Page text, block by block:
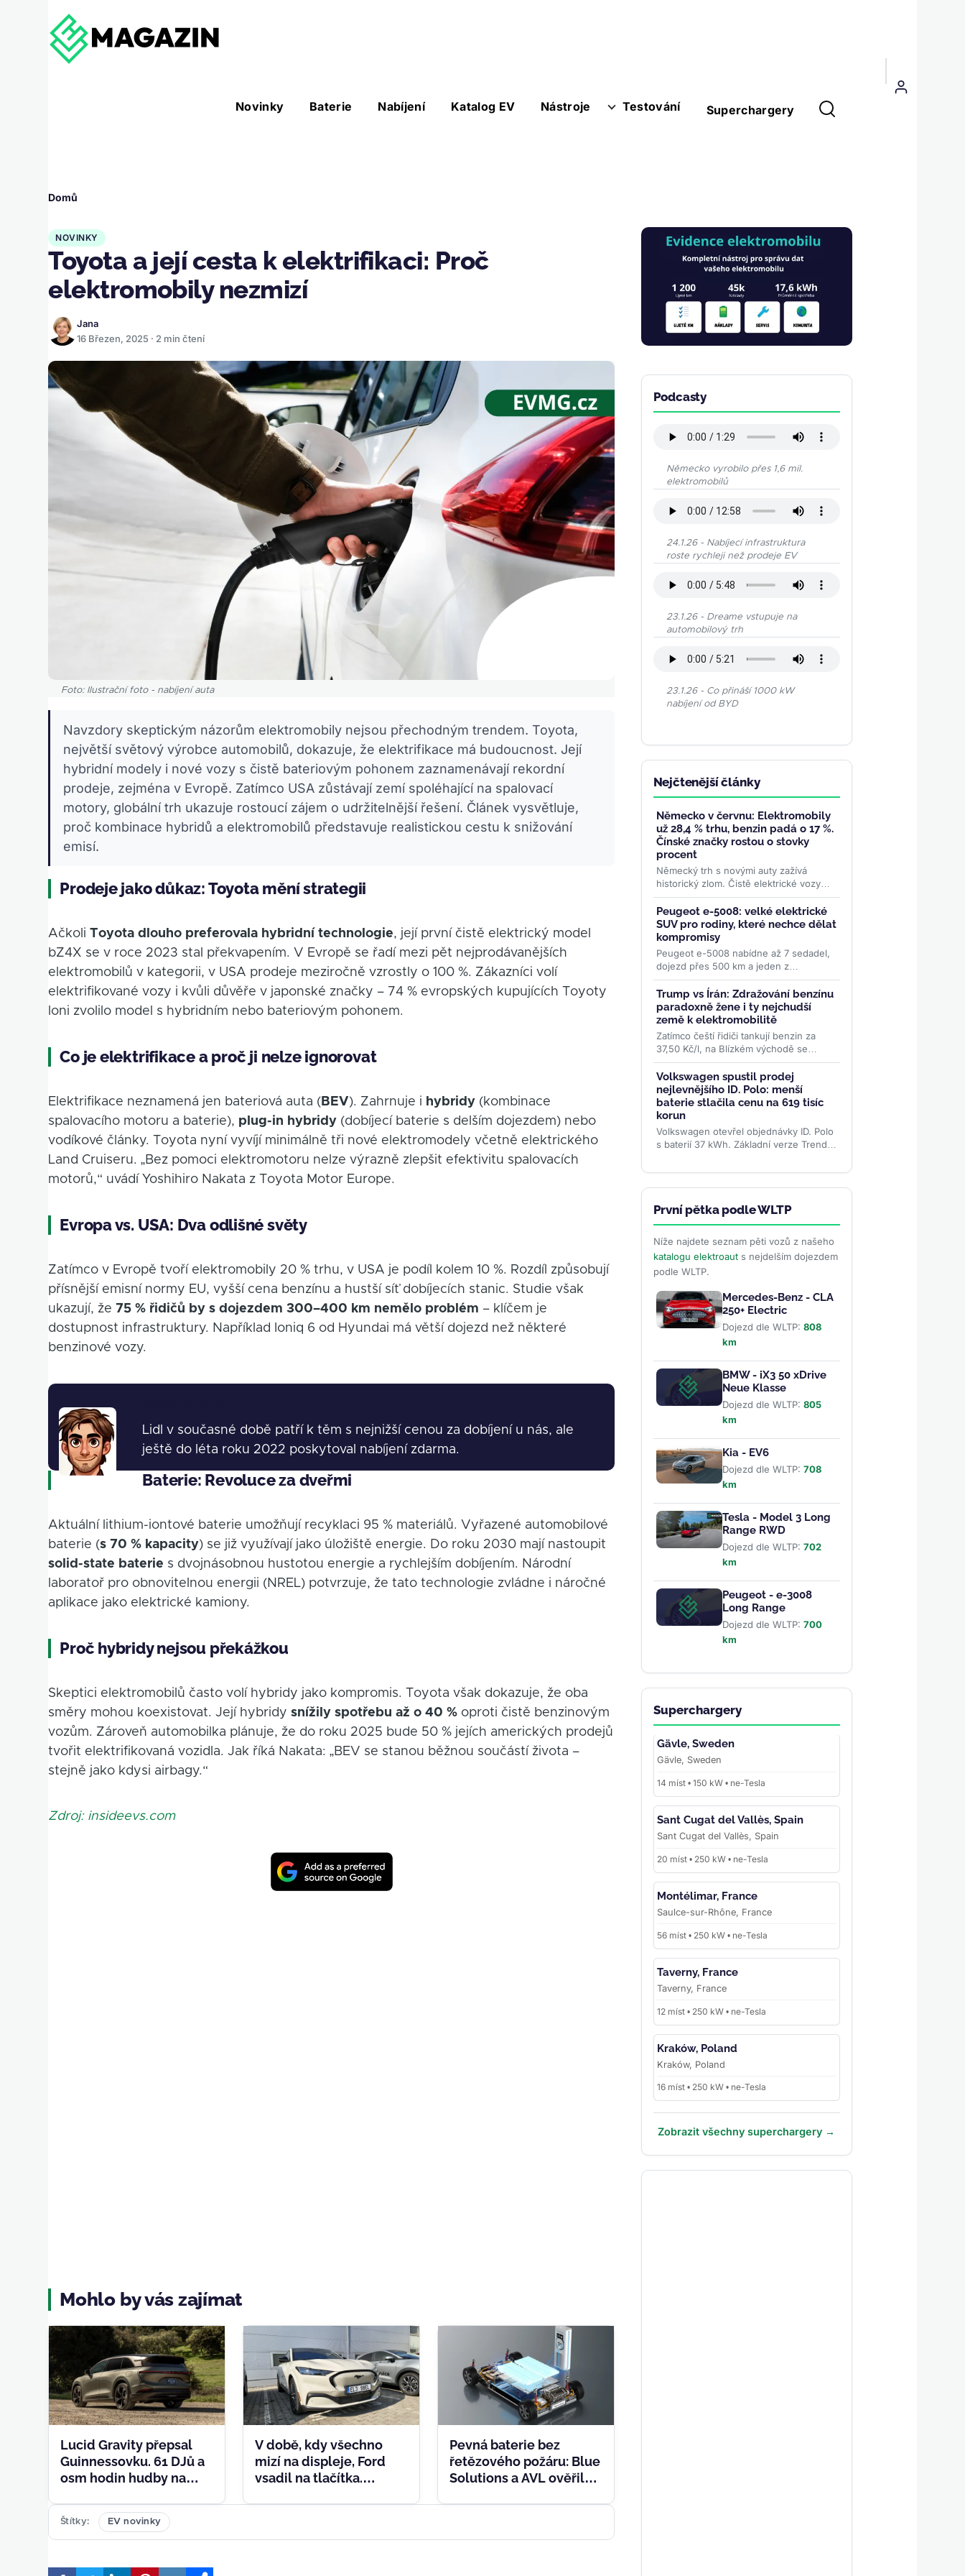
Hlavní
Novinky Baterie Nabíjení Katalog EV Nástroje
Nástroje sub-navigation Testování Superchargery
Menu
uživatelského
Drobečková
navigace
Domů
NOVINKY
Toyota a její cesta k elektrifikaci: Proč
elektromobily nezmizí
Jana
16 Březen, 2025 · 2 min čtení
Foto: Ilustrační foto - nabíjení auta
Navzdory skeptickým názorům elektromobily nejsou přechodným trendem. Toyota,
největší světový výrobce automobilů, dokazuje, že elektrifikace má budoucnost. Její
hybridní modely i nové vozy s čistě bateriovým pohonem zaznamenávají rekordní
prodeje, zejména v Evropě. Zatímco USA zůstávají zemí spoléhající na spalovací
motory, globální trh ukazuje rostoucí zájem o udržitelnější řešení. Článek vysvětluje,
proč kombinace hybridů a elektromobilů představuje realistickou cestu k snižování
emisí.
Prodeje jako důkaz: Toyota mění strategii
AčkoliToyota dlouho preferovala hybridní technologie, její první čistě elektrický model
bZ4X se v roce 2023 stal překvapením. V Evropě se řadí mezi pět nejprodávanějších
elektromobilů v kategorii, v USA prodeje meziročně vzrostly o 100 %. Zákazníci volí
elektrifikované vozy i kvůli důvěře v japonské značky – 74 % evropských kupujících Toyoty
loni zvolilo model s hybridním nebo bateriovým pohonem.
Co je elektrifikace a proč ji nelze ignorovat
Elektrifikace neznamená jen bateriová auta ( BEV). Zahrnuje i hybridy (kombinace
spalovacího motoru a baterie), plug-in hybridy (dobíjecí baterie s delším dojezdem) nebo
vodíkové články. Toyota nyní vyvíjí minimálně tři nové elektromodely včetně elektrického
Land Cruiseru. „Bez pomoci elektromotoru nelze výrazně zlepšit efektivitu spalovacích
motorů,“ uvádí Yoshihiro Nakata z Toyota Motor Europe.
Evropa vs. USA: Dva odlišné světy
Zatímco v Evropě tvoří elektromobily 20 % trhu, v USA je podíl kolem 10 %. Rozdíl způsobují
přísnější emisní normy EU, vyšší cena benzínu a hustší síť dobíjecích stanic. Studie však
ukazují, že 75 % řidičů by s dojezdem 300–400 km nemělo problém – klíčem je
dostupnost infrastruktury. Například Ioniq 6 od Hyundai má větší dojezd než některé
benzinové vozy.
Obrázek
Lidl v současné době patří k těm s nejnižší cenou za dobíjení u nás, ale
ještě do léta roku 2022 poskytoval nabíjení zdarma.
Baterie: Revoluce za dveřmi
Aktuální lithium-iontové baterie umožňují recyklaci 95 % materiálů. Vyřazené automobilové
baterie (s 70 % kapacity) se již využívají jako úložiště energie. Do roku 2030 mají nastoupit
solid-state baterie s dvojnásobnou hustotou energie a rychlejším dobíjením. Národní
laboratoř pro obnovitelnou energii (NREL) potvrzuje, že tato technologie zvládne i náročné
aplikace jako elektrické kamiony.
Proč hybridy nejsou překážkou
Skeptici elektromobilů často volí hybridy jako kompromis. Toyota však dokazuje, že oba
směry mohou koexistovat. Její hybridysnížily spotřebu až o 40 % oproti čistě benzinovým
vozům. Zároveň automobilka plánuje, že do roku 2025 bude 50 % jejích amerických prodejů
tvořit elektrifikovaná vozidla. Jak říká Nakata: „BEV se stanou běžnou součástí života –
stejně jako kdysi airbagy.“
Zdroj: insideevs.com
Mohlo by vás zajímat
Lucid Gravity přepsal
Guinnessovku. 61 DJů a
osm hodin hudby na
elektromobilu
V době, kdy všechno
mizí na displeje, Ford
vsadil na tlačítka.
Pevná baterie bez
řetězového požáru: Blue
Solutions a AVL ověřily
Štítky EV novinky
Obrázek
Podcasty
Německo vyrobilo přes 1,6 mil.
elektromobilů
24.1.26 - Nabíjecí infrastruktura
roste rychleji než prodeje EV
23.1.26 - Dreame vstupuje na
automobilový trh
23.1.26 - Co přináší 1000 kW
nabíjení od BYD
Nejčtenější články
Německo v červnu: Elektromobily
už 28,4 % trhu, benzin padá o 17 %.
Čínské značky rostou o stovky
procent
Německý trh s novými auty zažívá
historický zlom. Čistě elektrické vozy
dosáhly v červnu 28,4% podílu a
meziročně vyskočily o 78 %....>>
Peugeot e-5008: velké elektrické
SUV pro rodiny, které nechce dělat
kompromisy
Peugeot e-5008 nabídne až 7 sedadel,
dojezd přes 500 km a jeden z
nejkrásnějších interiérů v segmentu. V
Česku ho pořídíte od 1,2...>>
Trump vs Írán: Zdražování benzínu
paradoxně žene i ty nejchudší
země k elektromobilitě
Zatímco čeští řidiči tankují benzin za
37,50 Kč/l, na Blízkém východě se
rozhořela válka. Trumpovo ukončení
příměří s Íránem...>>
Volkswagen spustil prodej
nejlevnějšího ID. Polo: menší
baterie stlačila cenu na 619 tisíc
korun
Volkswagen otevřel objednávky ID. Polo
s baterií 37 kWh. Základní verze Trend
Česku na 619 000 Kč....>>
První pětka podle WLTP
Níže najdete seznam pěti vozů z našeho
katalogu elektroauts nejdelším dojezdem
podle WLTP.
Mercedes-Benz - CLA
250+ Electric
Dojezd dle WLTP: 808
km
BMW - iX3 50 xDrive
Neue Klasse
Dojezd dle WLTP: 805
km
Kia - EV6
Dojezd dle WLTP: 708
km
Tesla - Model 3 Long
Range RWD
Dojezd dle WLTP: 702
km
Peugeot - e-3008
Long Range
Dojezd dle WLTP: 700
km
Superchargery
Gävle, Sweden
Gävle, Sweden
14 míst • 150 kW • ne-Tesla
Sant Cugat del Vallès, Spain
Sant Cugat del Vallès, Spain
20 míst • 250 kW • ne-Tesla
Montélimar, France
Saulce-sur-Rhône, France
56 míst • 250 kW • ne-Tesla
Taverny, France
Taverny, France
12 míst • 250 kW • ne-Tesla
Kraków, Poland
Kraków, Poland
16 míst • 250 kW • ne-Tesla
Zobrazit všechny superchargery →